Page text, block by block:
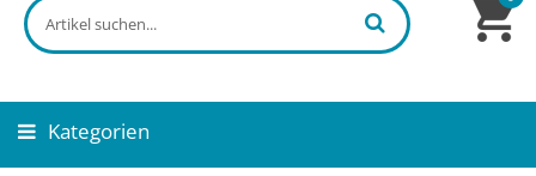
Kategorien